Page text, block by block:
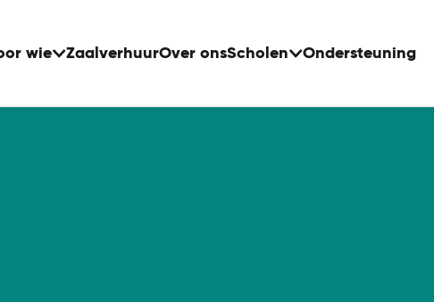
wie ZaalverhuurOver onsScholen Ondersteuning